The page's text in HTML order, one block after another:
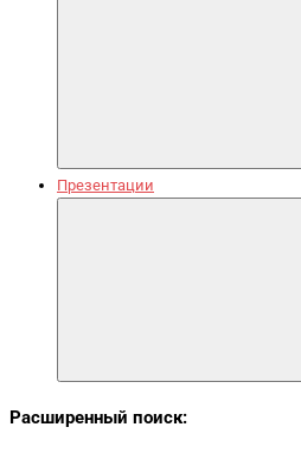
Презентации
Расширенный поиск: